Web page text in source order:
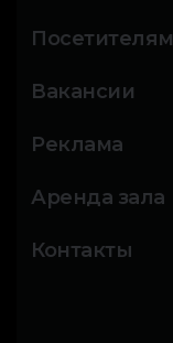
Посетителям
Вакансии
Реклама
Аренда зала
Контакты